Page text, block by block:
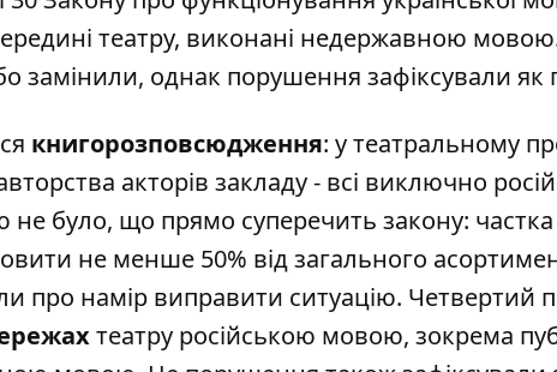
театру, виконані недержавною
замінили, однак порушення зафіксували як
книгорозповсюдження: у театральному
акторів закладу - всі виключно
було, що прямо суперечить закону:
не менше 50% від загального
про намір виправити ситуацію. Четвертий
театру російською мовою, зокрема